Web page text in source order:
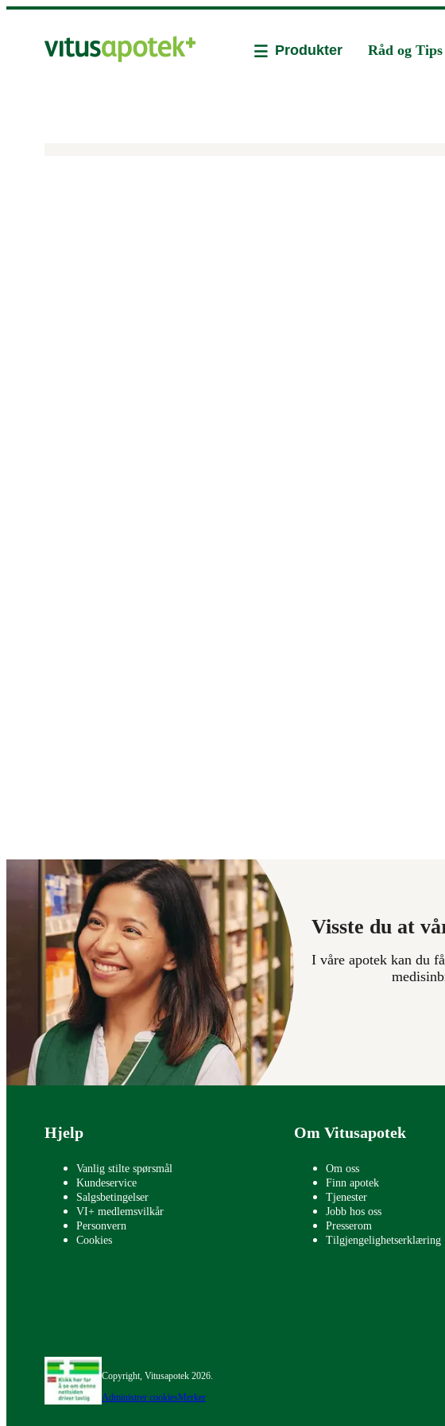
Produkter Råd og Tips
Visste du at
I våre apotek kan du
Bunntekst
Hjelp
Vanlig stilte spørsmål
Kundeservice
Salgsbetingelser
VI+ medlemsvilkår
Personvern
Cookies
Om Vitusapotek
Om oss
Finn apotek
Tjenester
Jobb hos oss
Presserom
Tilgjengelighetserklæring
Copyright, Vitusapotek 2026.
Administrer cookiesMerker